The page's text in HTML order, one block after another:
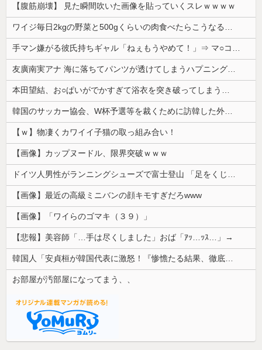
【腹筋崩壊】 見た瞬間吹いた画像を貼っていくスレｗｗｗｗ
本田望結、お○ぱいがでかすぎて浴衣を突き破ってしまう…
【ｗ】物凄くカワイイ子猫の取っ組み合い！
【画像】カップヌードル、限界突破ｗｗｗ
【画像】最近の高級ミニバンの顔キモすぎだろwww
【画像】「ワイらのゴマキ（３９）」
【悲報】美容師「…手は尽くしました」おば「ｱｯ…ｯｽ…」→
お部屋が汚部屋になってまう、、